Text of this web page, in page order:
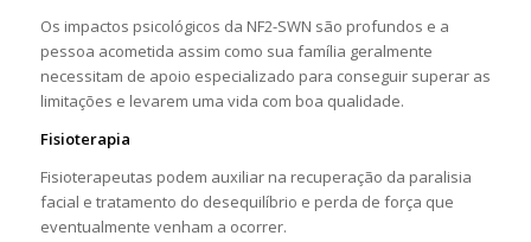
Os impactos psicológicos da NF2-SWN são profundos e a
pessoa acometida assim como sua família geralmente
necessitam de apoio especializado para conseguir superar as
limitações e levarem uma vida com boa qualidade.
Fisioterapia
Fisioterapeutas podem auxiliar na recuperação da paralisia
facial e tratamento do desequilíbrio e perda de força que
eventualmente venham a ocorrer.